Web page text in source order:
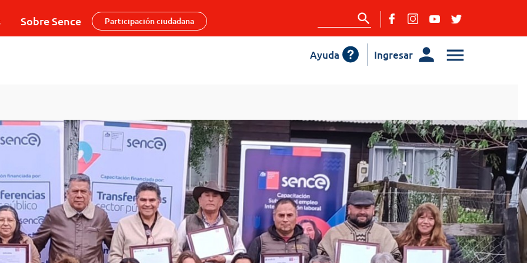
Sobre Sence Participación ciudadana
Ingresar
Ayuda